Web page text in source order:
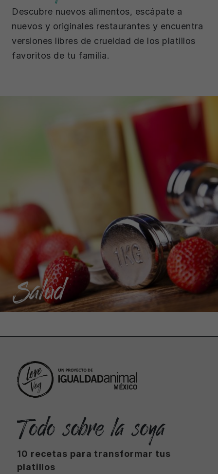
Descubre nuevos alimentos, escápate a
nuevos y originales restaurantes y encuentra
versiones libres de crueldad de los platillos
favoritos de tu familia.
Salud
Todo sobre la soya
10 recetas para transformar tus
platillos